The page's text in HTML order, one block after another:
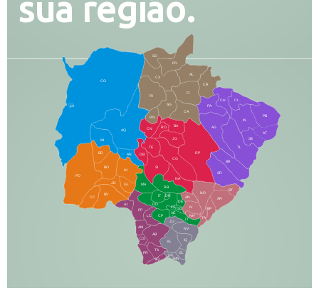
sua região.
CO
AQ
MI
AN
CX
RI
AL
CR
FI
SG
BA
CA
PA
CH CL
PB
SE
TL
AG
BR
SR
BT
AR
RP
RO
JG
CG
SI
NA
TA
NH
JT
RB
MA
IT
DR
DO
CP
JU
NV
IQ
EL
BD
BO
NI
JD
PO
BV
CC
PP
AJ
LC
AM
AB
JP
DB
TE
CS
PR
TA
SQ
IG
MN
IN
NO
BP
RN
CN
GL
AN
IV
FS
VC
GD
DE
AT
PG
SO
LA